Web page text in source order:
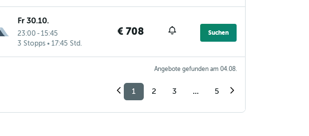
Fr 30.10.
23:00 - 15:45
3 Stopps
17:45 Std.
€ 708 Suchen
Angebote gefunden am 04.08.
1 2 3 ... 5